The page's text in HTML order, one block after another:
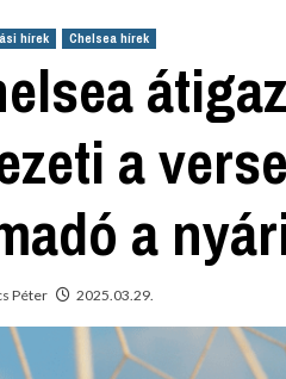
hírek Chelsea hírek
a
a
Péter 2025.03.29.